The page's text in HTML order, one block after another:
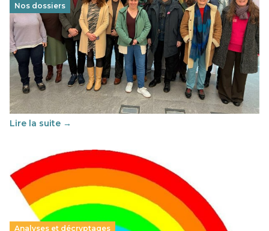
Nos dossiers
Éducation au vivre-ensemble : un échange croisé
franco-espagnol pour changer d’approche
29 juin 2026–National
Cette année, l'UNSA Éducation a mené un projet Erasmus
soutenu par l'union Européenne et centré sur l'éducation
au vivre-ensemble : quelles différences entre la France…
Lire la suite →
Analyses et décryptages